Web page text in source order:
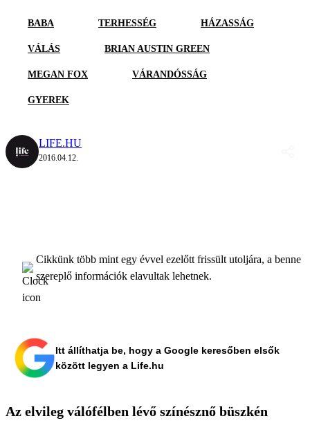
BABA TERHESSÉG HÁZASSÁG
VÁLÁS BRIAN AUSTIN GREEN
MEGAN FOX VÁRANDÓSSÁG
GYEREK
LIFE.HU
2016.04.12.
Cikkünk több mint egy évvel ezelőtt frissült utoljára, a benne
szereplő információk elavultak lehetnek.
Itt állíthatja be, hogy a Google keresőben elsők
között legyen a Life.hu
Az elvileg válófélben lévő színésznő büszkén